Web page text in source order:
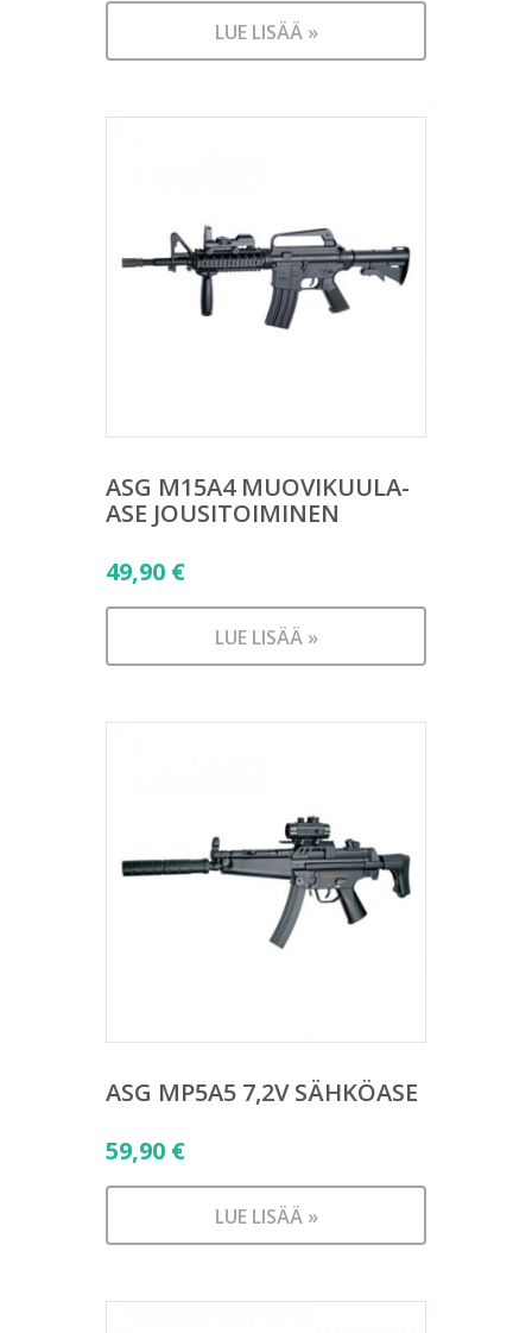
LUE LISÄÄ »
ASG M15A4 MUOVIKUULA-
ASE JOUSITOIMINEN
49,90 €
LUE LISÄÄ »
ASG MP5A5 7,2V SÄHKÖASE
59,90 €
LUE LISÄÄ »